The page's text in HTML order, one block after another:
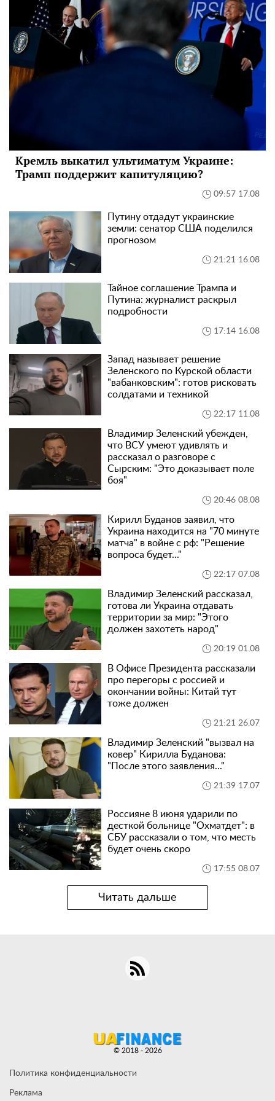
Кремль выкатил ультиматум Украине:
Трамп поддержит капитуляцию?
09:57 17.08
Путину отдадут украинские
земли: сенатор США поделился
прогнозом
21:21 16.08
Тайное соглашение Трампа и
Путина: журналист раскрыл
подробности
17:14 16.08
Запад называет решение
Зеленского по Курской области
"вабанковским": готов рисковать
солдатами и техникой
22:17 11.08
Владимир Зеленский убежден,
что ВСУ умеют удивлять и
рассказал о разговоре с
Сырским: "Это доказывает поле
боя"
20:46 08.08
Кирилл Буданов заявил, что
Украина находится на "70 минуте
матча" в войне с рф: "Решение
вопроса будет..."
22:17 07.08
Владимир Зеленский рассказал,
готова ли Украина отдавать
территории за мир: "Этого
должен захотеть народ"
20:19 01.08
В Офисе Президента рассказали
про перегоры с россией и
окончании войны: Китай тут
тоже должен
21:21 26.07
Владимир Зеленский "вызвал на
ковер" Кирилла Буданова:
"После этого заявления..."
21:39 17.07
Россияне 8 июня ударили по
десткой больнице "Охматдет": в
СБУ рассказали о том, что месть
будет очень скоро
17:55 08.07
Читать дальше
Политика конфиденциальности
Реклама
© 2018 - 2026